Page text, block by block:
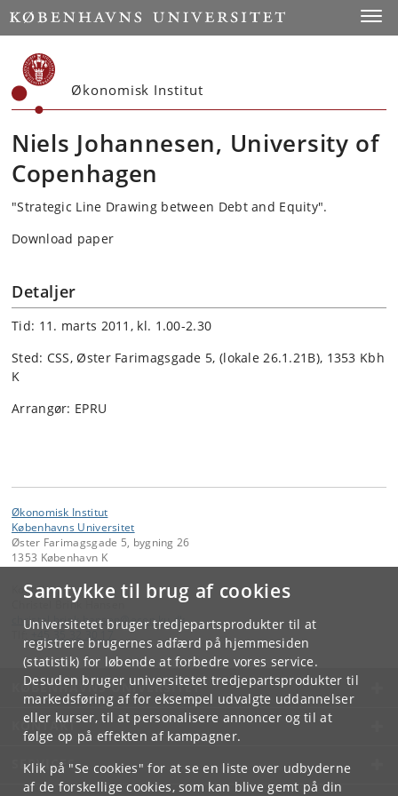
Samtykke til brug af cookies
Universitetet bruger tredjepartsprodukter til at
registrere brugernes adfærd på hjemmesiden
(statistik) for løbende at forbedre vores service.
Desuden bruger universitetet tredjepartsprodukter til
markedsføring af for eksempel udvalgte uddannelser
eller kurser, til at personalisere annoncer og til at
følge op på effekten af kampagner.
Klik på "Se cookies" for at se en liste over udbyderne
af de forskellige cookies, som kan blive gemt på din
Start
Økonomisk Institut
Niels Johannesen, University of
Copenhagen
"Strategic Line Drawing between Debt and Equity".
Download paper
Detaljer
Tid: 11. marts 2011, kl. 1.00-2.30
Sted: CSS, Øster Farimagsgade 5, (lokale 26.1.21B), 1353 Kbh
K
Arrangør: EPRU
Økonomisk Institut
Københavns Universitet
Øster Farimagsgade 5, bygning 26
1353 København K
Kontakt:
Christel Brink Hansen
christel.brink.hansen@econ.ku .dk
KØBENHAVNS UNIVERSITET
KONTAKT
SERVICES